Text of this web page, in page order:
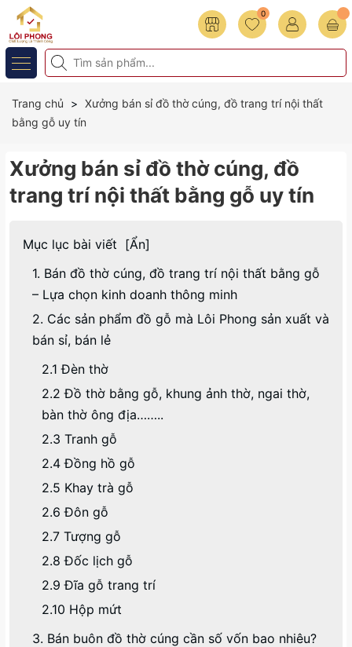
0
Trang chủ
Xưởng bán sỉ đồ thờ cúng, đồ trang trí nội thất
bằng gỗ uy tín
Xưởng bán sỉ đồ thờ cúng, đồ
trang trí nội thất bằng gỗ uy tín
Mục lục bài viết [Ẩn]
1. Bán đồ thờ cúng, đồ trang trí nội thất bằng gỗ
– Lựa chọn kinh doanh thông minh
2. Các sản phẩm đồ gỗ mà Lôi Phong sản xuất và
bán sỉ, bán lẻ
2.1 Đèn thờ
2.2 Đồ thờ bằng gỗ, khung ảnh thờ, ngai thờ,
bàn thờ ông địa……..
2.3 Tranh gỗ
2.4 Đồng hồ gỗ
2.5 Khay trà gỗ
2.6 Đôn gỗ
2.7 Tượng gỗ
2.8 Đốc lịch gỗ
2.9 Đĩa gỗ trang trí
2.10 Hộp mứt
3. Bán buôn đồ thờ cúng cần số vốn bao nhiêu?